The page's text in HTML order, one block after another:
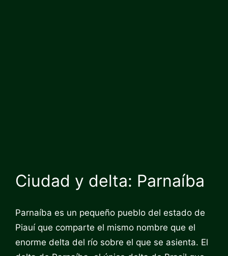
Ciudad y delta: Parnaíba
Parnaíba es un pequeño pueblo del estado de
Piauí que comparte el mismo nombre que el
enorme delta del río sobre el que se asienta. El